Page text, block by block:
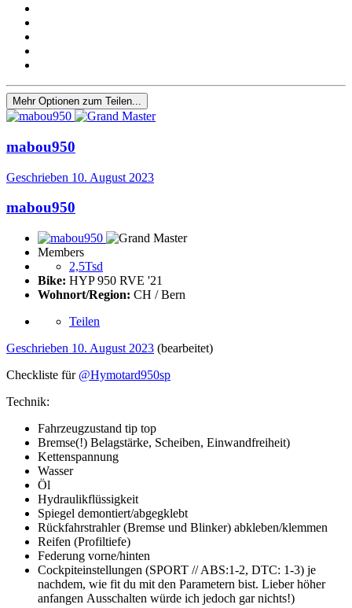
Mehr Optionen zum Teilen...
mabou950
Geschrieben 10. August 2023
mabou950
Members
2,5Tsd
Bike: HYP 950 RVE '21
Wohnort/Region: CH / Bern
Teilen
Geschrieben 10. August 2023 (bearbeitet)
Checkliste für @Hymotard950sp
Technik:
Fahrzeugzustand tip top
Bremse(!) Belagstärke, Scheiben, Einwandfreiheit)
Kettenspannung
Wasser
Öl
Hydraulikflüssigkeit
Spiegel demontiert/abgegklebt
Rückfahrstrahler (Bremse und Blinker) abkleben/klemmen
Reifen (Profiltiefe)
Federung vorne/hinten
Cockpiteinstellungen (SPORT // ABS:1-2, DTC: 1-3) je
nachdem, wie fit du mit den Parametern bist. Lieber höher
anfangen Ausschalten würde ich jedoch gar nichts!)